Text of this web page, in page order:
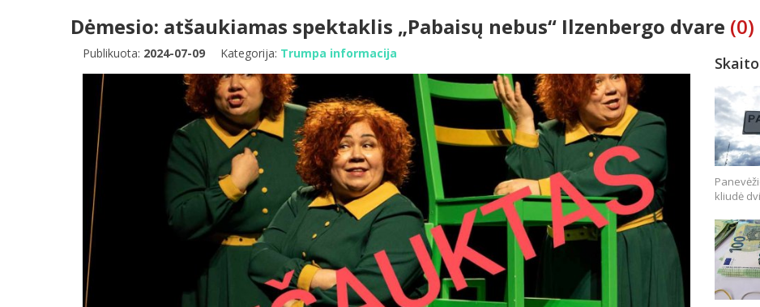
Dėmesio: atšaukiamas spektaklis „Pabaisų nebus“ Ilzenbergo dvare (0)
Publikuota: 2024-07-09 Kategorija: Trumpa informacija
kliudė